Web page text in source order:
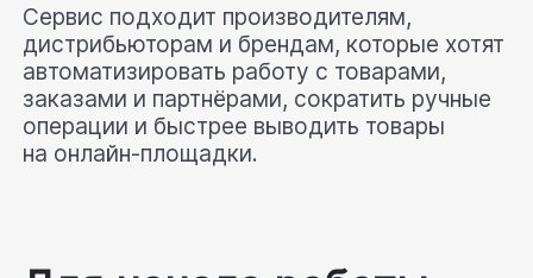
Сервис подходит производителям,
дистрибьюторам и брендам, которые хотят
автоматизировать работу с товарами,
заказами и партнёрами, сократить ручные
операции и быстрее выводить товары
на онлайн-площадки.